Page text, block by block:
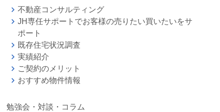
不動産コンサルティング
JH専任サポートでお客様の売りたい買いたいをサ
ポート
既存住宅状況調査
実績紹介
ご契約のメリット
おすすめ物件情報
勉強会・対談・コラム